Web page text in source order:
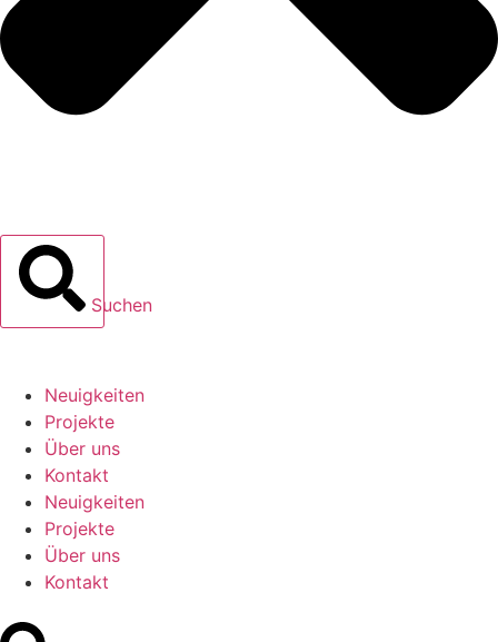
Suchen
Neuigkeiten
Projekte
Über uns
Kontakt
Neuigkeiten
Projekte
Über uns
Kontakt